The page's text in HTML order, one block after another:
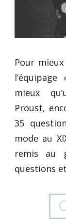
Pour
mieux
Proust,
35
mode au
remis au
questions